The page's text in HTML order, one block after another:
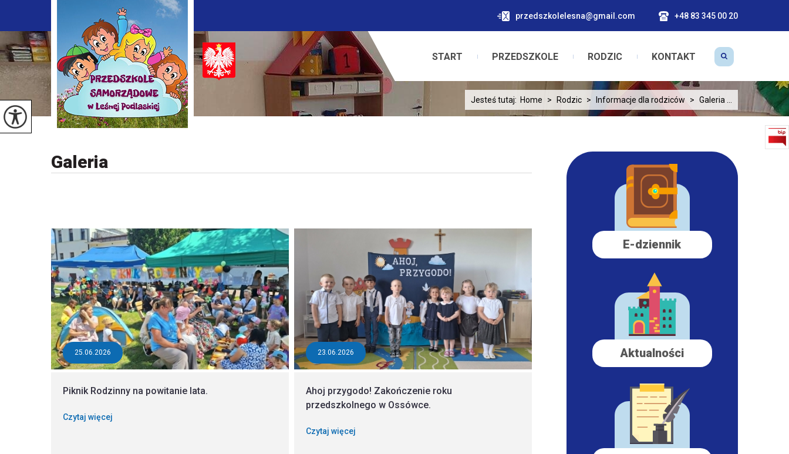
przedszkolelesna@gmail.com +48 83 345 00 20
START PRZEDSZKOLE RODZIC KONTAKT
Jesteś tutaj: Home > Rodzic > Informacje dla rodziców > Galeria ...
Galeria
25.06.2026
Piknik Rodzinny na powitanie lata.
Czytaj więcej
23.06.2026
Ahoj przygodo! Zakończenie roku
przedszkolnego w Ossówce.
Czytaj więcej
E-dziennik
Aktualności